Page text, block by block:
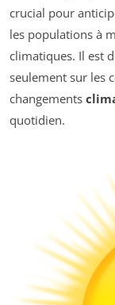
crucial pour
les populations à
climatiques. Il est
seulement sur les
changements
quotidien.